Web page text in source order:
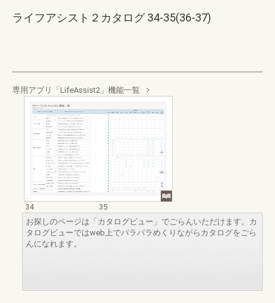
ライフアシスト２カタログ 34-35(36-37)
専用アプリ「LifeAssist2」機能一覧
34
35
お探しのページは「カタログビュー」でごらんいただけます。カ
タログビューではweb上でパラパラめくりながらカタログをごら
んになれます。